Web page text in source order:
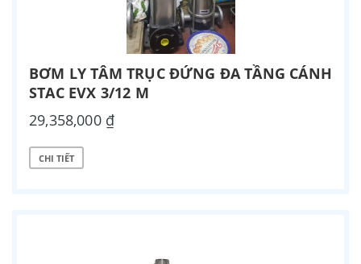
BƠM LY TÂM TRỤC ĐỨNG ĐA TẦNG CÁNH
STAC EVX 3/12 M
29,358,000 ₫
CHI TIẾT